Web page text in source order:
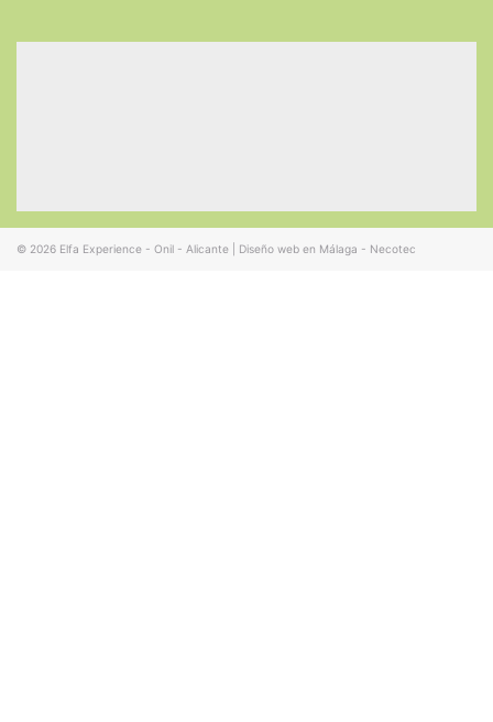
© 2026 Elfa Experience - Onil - Alicante Diseño web en Málaga - Necotec